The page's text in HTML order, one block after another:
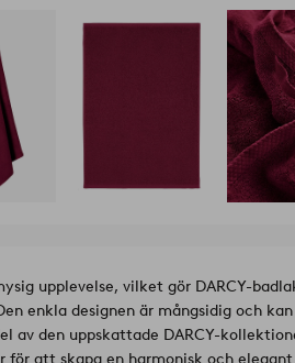
upplevelse, vilket gör DARCY-
enkla designen är mångsidig och
av den uppskattade DARCY-
för att skapa en harmonisk och elegant